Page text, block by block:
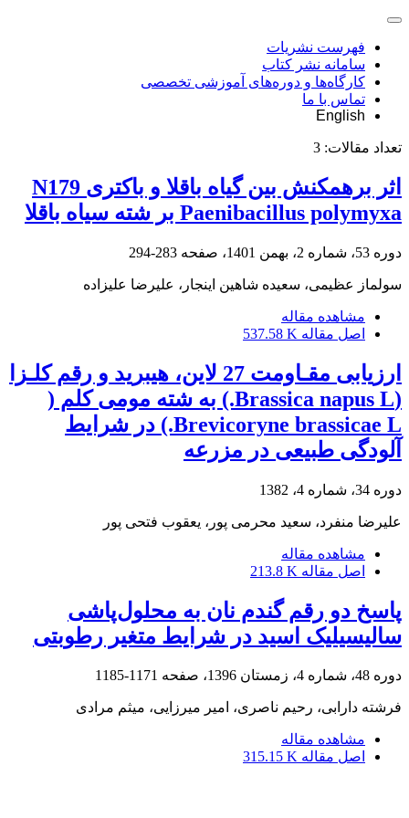
فهرست نشریات
سامانه نشر کتاب
کارگاه‌ها و دوره‌های آموزشی تخصصی
تماس با ما
English
تعداد مقالات: 3
اثر برهمکنش بین گیاه باقلا و باکتری N179
Paenibacillus polymyxa بر شته سیاه باقلا
دوره 53، شماره 2، بهمن 1401، صفحه 283-294
سولماز عظیمی، سعیده شاهین اینجار، علیرضا علیزاده
مشاهده مقاله
اصل مقاله 537.58 K
ارزیابی مقـاومت 27 لاین، هیبرید و رقم کلـزا
(Brassica napus L.) به شته مومی کلم (
Brevicoryne brassicae L.) در شرایط
آلودگی طبیعی در مزرعه
دوره 34، شماره 4، 1382
علیرضا منفرد، سعید محرمی پور، یعقوب فتحی پور
مشاهده مقاله
اصل مقاله 213.8 K
پاسخ دو رقم گندم نان به محلول‌پاشی
سالیسیلیک اسید در شرایط متغیر رطوبتی
دوره 48، شماره 4، زمستان 1396، صفحه 1171-1185
فرشته دارابی، رحیم ناصری، امیر میرزایی، میثم مرادی
مشاهده مقاله
اصل مقاله 315.15 K